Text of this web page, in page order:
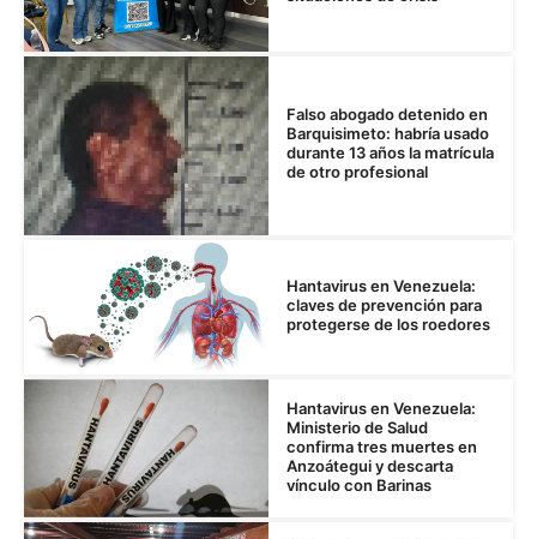
Falso abogado detenido en
Barquisimeto: habría usado
durante 13 años la matrícula
de otro profesional
Hantavirus en Venezuela:
claves de prevención para
protegerse de los roedores
Hantavirus en Venezuela:
Ministerio de Salud
confirma tres muertes en
Anzoátegui y descarta
vínculo con Barinas